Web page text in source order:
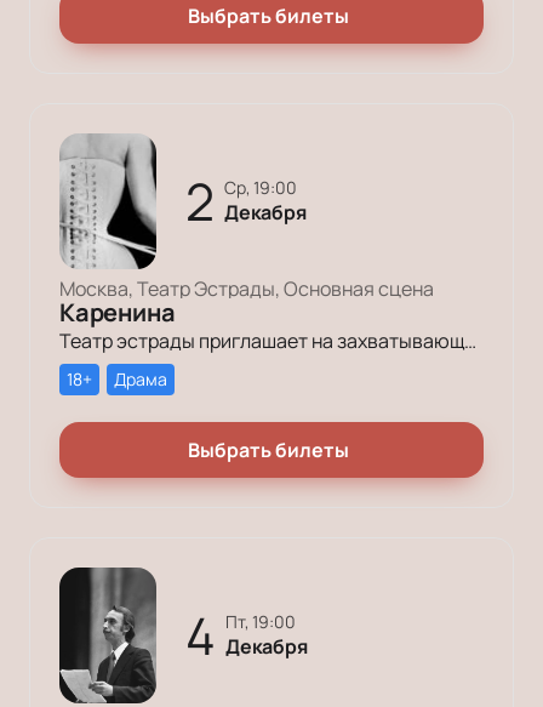
Выбрать билеты
2 ср, 19:00
Декабря
Москва, Театр Эстрады, Основная сцена
Каренина
Театр эстрады приглашает на захватывающую постановку «Каренина» по Льву Толстому. Откройте для себя классическую историю любви и самоопределения в современном исполнении. Узнайте больше о спектакле и его уникальной сценографии.
18+ Драма
Выбрать билеты
4 пт, 19:00
Декабря